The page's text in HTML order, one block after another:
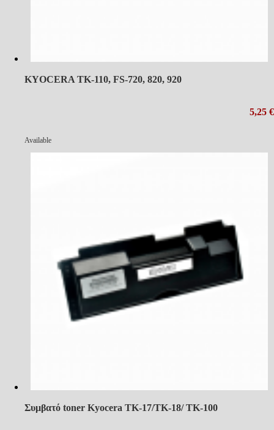
KYOCERA TK-110, FS-720, 820, 920
5,25 €
Available
Συμβατό toner Kyocera TK-17/TK-18/ TK-100